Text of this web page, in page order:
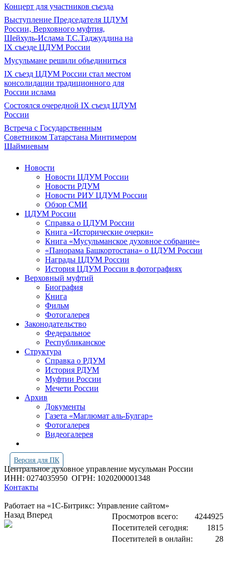
Концерт для участников съезда
Выступление Председателя ЦДУМ
России, Верховного муфтия,
Шейхуль-Ислама Т.С.Таджуддина на
IX съезде ЦДУМ России
Мусульмане решили объединиться
IX съезд ЦДУМ России стал местом
консолидации традиционного для
России ислама
Состоялся очередной IX съезд ЦДУМ
России
Встреча с Государственным
Советником Татарстана Минтимером
Шаймиевым
Новости
Новости ЦДУМ России
Новости РДУМ
Новости РИУ ЦДУМ России
Обзор СМИ
ЦДУМ России
Справка о ЦДУМ России
Книга «Исторические очерки»
Книга «Мусульманское духовное собрание»
«Панорама Башкортостана» о ЦДУМ России
Награды ЦДУМ России
История ЦДУМ России в фотографиях
Верховный муфтий
Биография
Книга
Фильм
Фотогалерея
Законодательство
Федеральное
Республиканское
Структура
Справка о РДУМ
История РДУМ
Муфтии России
Мечети России
Архив
Документы
Газета «Маглюмат аль-Булгар»
Фотогалерея
Видеогалерея
Версия для ПК
Центральное духовное управление мусульман России
ИНН: 0274035950 ОГРН: 1020200001348
Контакты
Работает на «1С-Битрикс: Управление сайтом»
Просмотров всего:
4244925
Посетителей сегодня:
1815
Посетителей в онлайн:
28
Назад Вперед